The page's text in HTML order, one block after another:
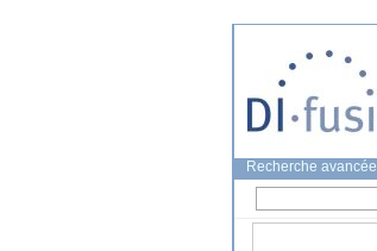
Recherche avancée